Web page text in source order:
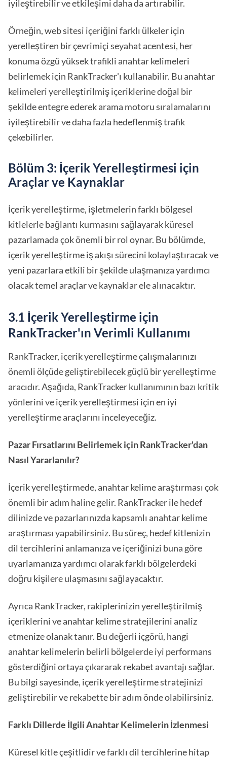
iyileştirebilir ve etkileşimi daha da artırabilir.
Örneğin, web sitesi içeriğini farklı ülkeler için
yerelleştiren bir çevrimiçi seyahat acentesi, her
konuma özgü yüksek trafikli anahtar kelimeleri
belirlemek için RankTracker'ı kullanabilir. Bu anahtar
kelimeleri yerelleştirilmiş içeriklerine doğal bir
şekilde entegre ederek arama motoru sıralamalarını
iyileştirebilir ve daha fazla hedeflenmiş trafik
çekebilirler.
Bölüm 3: İçerik Yerelleştirmesi için
Araçlar ve Kaynaklar
İçerik yerelleştirme, işletmelerin farklı bölgesel
kitlelerle bağlantı kurmasını sağlayarak küresel
pazarlamada çok önemli bir rol oynar. Bu bölümde,
içerik yerelleştirme iş akışı sürecini kolaylaştıracak ve
yeni pazarlara etkili bir şekilde ulaşmanıza yardımcı
olacak temel araçlar ve kaynaklar ele alınacaktır.
3.1 İçerik Yerelleştirme için
RankTracker'ın Verimli Kullanımı
RankTracker, içerik yerelleştirme çalışmalarınızı
önemli ölçüde geliştirebilecek güçlü bir yerelleştirme
aracıdır. Aşağıda, RankTracker kullanımının bazı kritik
yönlerini ve içerik yerelleştirmesi için en iyi
yerelleştirme araçlarını inceleyeceğiz.
Pazar Fırsatlarını Belirlemek için RankTracker'dan
Nasıl Yararlanılır?
İçerik yerelleştirmede, anahtar kelime araştırması çok
önemli bir adım haline gelir. RankTracker ile hedef
dilinizde ve pazarlarınızda kapsamlı anahtar kelime
araştırması yapabilirsiniz. Bu süreç, hedef kitlenizin
dil tercihlerini anlamanıza ve içeriğinizi buna göre
uyarlamanıza yardımcı olarak farklı bölgelerdeki
doğru kişilere ulaşmasını sağlayacaktır.
Ayrıca RankTracker, rakiplerinizin yerelleştirilmiş
içeriklerini ve anahtar kelime stratejilerini analiz
etmenize olanak tanır. Bu değerli içgörü, hangi
anahtar kelimelerin belirli bölgelerde iyi performans
gösterdiğini ortaya çıkararak rekabet avantajı sağlar.
Bu bilgi sayesinde, içerik yerelleştirme stratejinizi
geliştirebilir ve rekabette bir adım önde olabilirsiniz.
Farklı Dillerde İlgili Anahtar Kelimelerin İzlenmesi
Küresel kitle çeşitlidir ve farklı dil tercihlerine hitap